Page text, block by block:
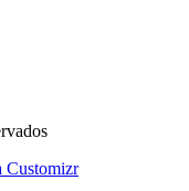
Customizr